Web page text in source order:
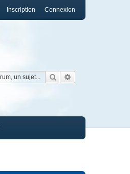
Connexion
Inscription
Rechercher